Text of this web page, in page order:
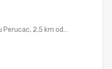
Perucac, 2,5 km od…